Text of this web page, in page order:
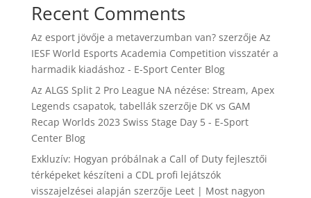
Recent Comments
Az esport jövője a metaverzumban van?szerzője Az
IESF World Esports Academia Competition visszatér a
harmadik kiadáshoz - E-Sport Center Blog
Az ALGS Split 2 Pro League NA nézése: Stream, Apex
Legends csapatok, tabellákszerzője DK vs GAM
Recap Worlds 2023 Swiss Stage Day 5 - E-Sport
Center Blog
Exkluzív: Hogyan próbálnak a Call of Duty fejlesztői
térképeket készíteni a CDL profi lejátszók
visszajelzései alapján szerzője Leet | Most nagyon